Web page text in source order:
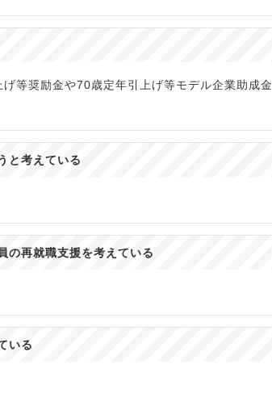
等奨励金や70歳定年引上げ等モデル企業助成金
と考えている
の再就職支援を考えている
いる